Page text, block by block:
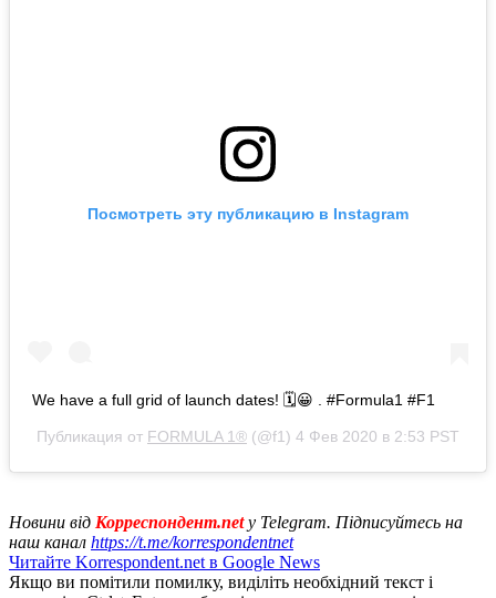
Посмотреть эту публикацию в Instagram
We have a full grid of launch dates! 🗓😀 . #Formula1 #F1
Публикация от FORMULA 1® (@f1) 4 Фев 2020 в 2:53 PST
Новини від Корреспондент.net у Telegram. Підписуйтесь на
наш канал https://t.me/korrespondentnet
Читайте Korrespondent.net в Google News
Якщо ви помітили помилку, виділіть необхідний текст і